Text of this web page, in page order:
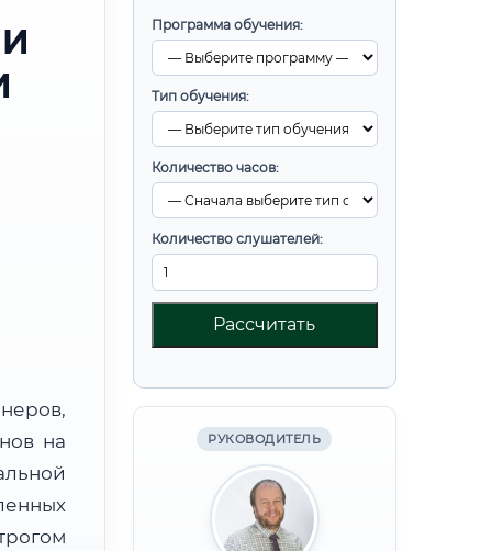
Программа обучения:
Тип обучения:
Количество часов:
Количество слушателей:
Рассчитать
РУКОВОДИТЕЛЬ
на